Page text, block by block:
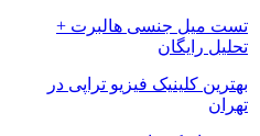
تست میل جنسی هالبرت +
تحلیل رایگان
بهترین کلینیک فیزیو تراپی در
تهران